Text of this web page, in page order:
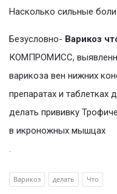
Насколько сильные
Безусловно- Варикоз
КОМПРОМИСС,
варикоза вен нижних
препаратах и таблетках
делать прививку
в икроножных мышцах
.
Варикоз делать Что